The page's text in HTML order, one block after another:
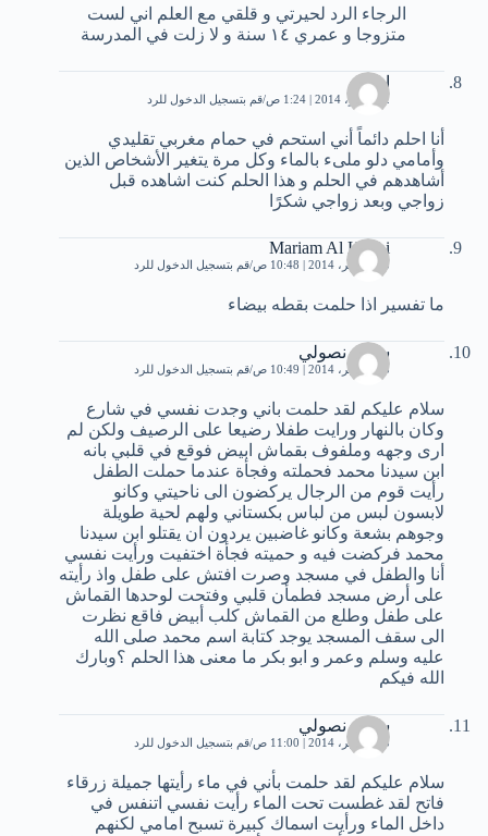
الرجاء الرد لحيرتي و قلقي مع العلم اني لست
متزوجا و عمري ١٤ سنة و لا زلت في المدرسة
اسيل
2 نوفمبر، 2014 | 1:24 ص قم بتسجيل الدخول للرد
أنا احلم دائماً أني استحم في حمام مغربي تقليدي
وأمامي دلو ملىء بالماء وكل مرة يتغير الأشخاص الذين
أشاهدهم في الحلم و هذا الحلم كنت اشاهده قبل
زواجي وبعد زواجي شكرًا
Mariam Al Kilabi
15 نوفمبر، 2014 | 10:48 ص قم بتسجيل الدخول للرد
ما تفسير اذا حلمت بقطه بيضاء
سامر نصولي
15 نوفمبر، 2014 | 10:49 ص قم بتسجيل الدخول للرد
سلام عليكم لقد حلمت باني وجدت نفسي في شارع
وكان بالنهار ورايت طفلا رضيعا على الرصيف ولكن لم
ارى وجهه وملفوف بقماش ابيض فوقع في قلبي بانه
ابن سيدنا محمد فحملته وفجأة عندما حملت الطفل
رأيت قوم من الرجال يركضون الى ناحيتي وكانو
لابسون لبس من لباس بكستاني ولهم لحية طويلة
وجوهم بشعة وكانو غاضبين يردون ان يقتلو ابن سيدنا
محمد فركضت فيه و حميته فجأة اختفيت ورأيت نفسي
أنا والطفل في مسجد وصرت افتش على طفل واذ رأيته
على أرض مسجد فطمأن قلبي وفتحت لوحدها القماش
على طفل وطلع من القماش كلب أبيض فاقع نظرت
الى سقف المسجد يوجد كتابة اسم محمد صلى الله
عليه وسلم وعمر و ابو بكر ما معنى هذا الحلم ؟وبارك
الله فيكم
سامر نصولي
15 نوفمبر، 2014 | 11:00 ص قم بتسجيل الدخول للرد
سلام عليكم لقد حلمت بأني في ماء رأيتها جميلة زرقاء
فاتح لقد غطست تحت الماء رأيت نفسي اتنفس في
داخل الماء ورأيت اسماك كبيرة تسبح امامي لكنهم